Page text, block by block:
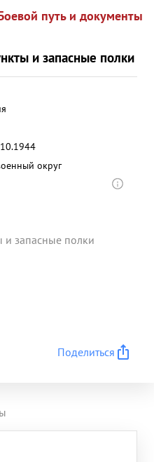
путь и документы
и запасные полки
округ
и запасные полки
Поделиться